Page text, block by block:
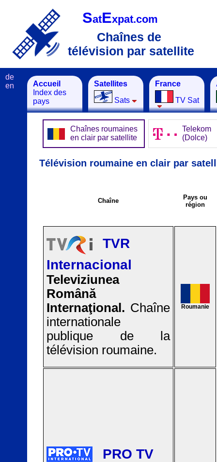
SatExpat.com
Chaînes de
télévision par satellite
Accueil
Index des
pays
Satellites
Sats
France
TV Sat
de
en
Chaînes roumaines
en clair par satellite
Telekom
(Dolce)
Télévision roumaine en clair par
Chaîne
Pays ou
région
TVR
Internacional
Televiziunea
Română
Internaţional. Chaîne
internationale
publique de la
télévision roumaine.
Roumanie
PRO TV